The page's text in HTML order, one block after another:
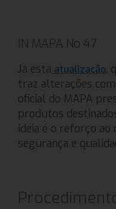
IN MAPA No 47
Já esta atualização,
traz alterações
oficial do MAPA
produtos
ideia é o reforço ao
segurança e